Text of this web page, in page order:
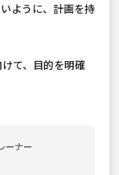
ように、計画を持
て、目的を明確
ーナー